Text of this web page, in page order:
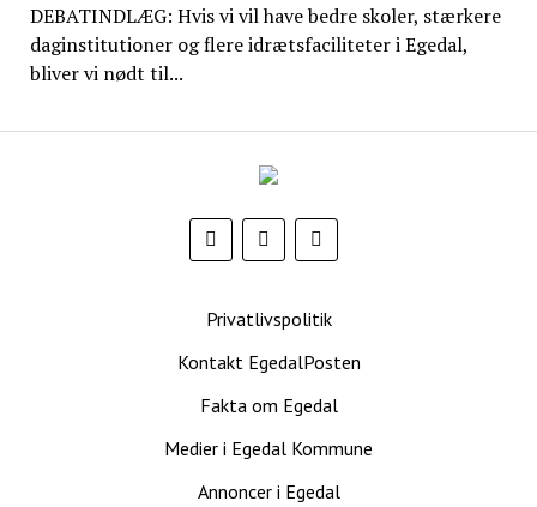
DEBATINDLÆG: Hvis vi vil have bedre skoler, stærkere
daginstitutioner og flere idrætsfaciliteter i Egedal,
bliver vi nødt til...
EgedalPosten
Privatlivspolitik
Kontakt EgedalPosten
Fakta om Egedal
Medier i Egedal Kommune
Annoncer i Egedal